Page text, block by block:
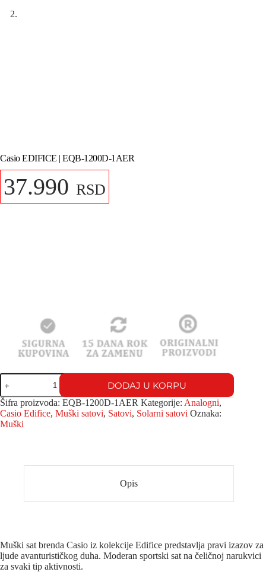
Casio EDIFICE | EQB-1200D-1AER
37.990 RSD
DODAJ U KORPU
Šifra proizvoda: EQB-1200D-1AER Kategorije: Analogni,
Casio Edifice, Muški satovi, Satovi, Solarni satovi Oznaka:
Muški
Opis
Muški sat brenda Casio iz kolekcije Edifice predstavlja pravi izazov za
ljude avanturističkog duha. Moderan sportski sat na čeličnoj narukvici
za svaki tip aktivnosti.